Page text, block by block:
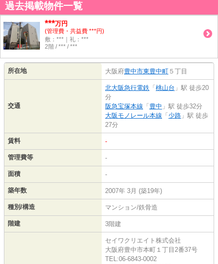
過去掲載物件一覧
***万円
(管理費・共益費 ***円)
敷：***｜礼：***
2階 / *** / ***
所在地 大阪府豊中市東豊中町 ５丁目
交通
北大阪急行電鉄 「 桃山台 」駅 徒歩20
分
阪急宝塚本線 「 豊中 」駅 徒歩32分
大阪モノレール本線 「 少路 」駅 徒歩
27分
賃料 -
管理費等 -
面積 -
築年数 2007年 3月 (築19年)
種別/構造 マンション/鉄骨造
階建 3階建
セイワクリエイト株式会社
大阪府豊中市本町１丁目2番37号
TEL:06-6843-0002